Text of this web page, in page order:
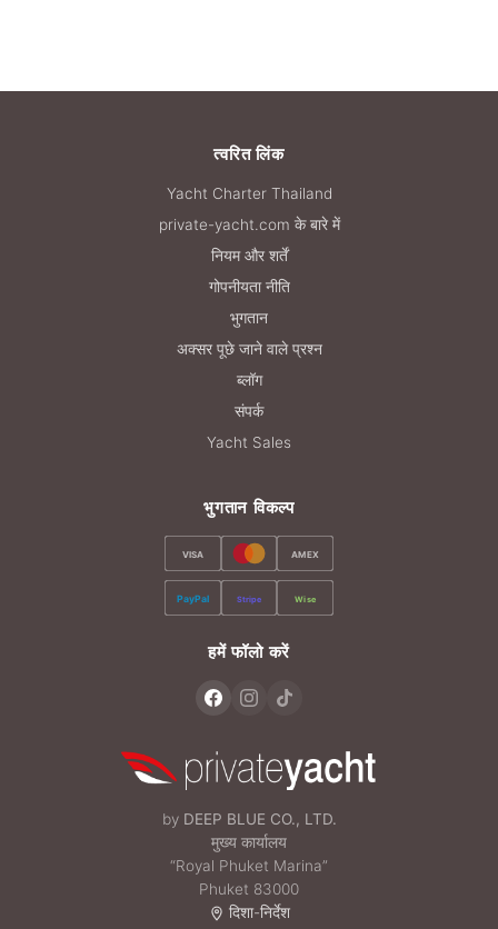
त्वरित लिंक
Yacht Charter Thailand
private-yacht.com के बारे में
नियम और शर्तें
गोपनीयता नीति
भुगतान
अक्सर पूछे जाने वाले प्रश्न
ब्लॉग
संपर्क
Yacht Sales
भुगतान विकल्प
VISA AMEX
PayPal Stripe Wise
हमें फॉलो करें
by DEEP BLUE CO., LTD.
मुख्य कार्यालय
“Royal Phuket Marina”
Phuket 83000
दिशा-निर्देश